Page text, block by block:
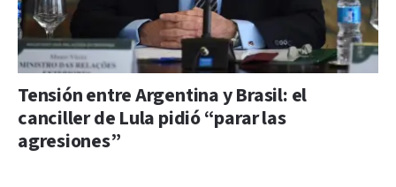
Tensión entre Argentina y Brasil: el
canciller de Lula pidió “parar las
agresiones”